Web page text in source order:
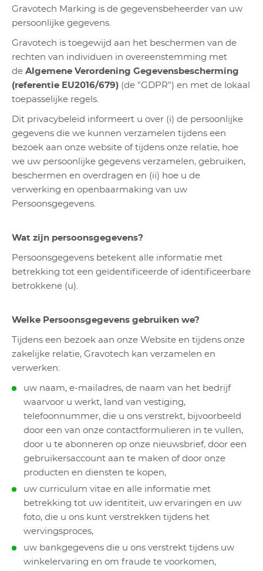
Gravotech Marking is de gegevensbeheerder van uw
persoonlijke gegevens.
Gravotech is toegewijd aan het beschermen van de
rechten van individuen in overeenstemming met
de Algemene Verordening Gegevensbescherming
(referentie EU2016/679) (de "GDPR") en met de lokaal
toepasselijke regels.
Dit privacybeleid informeert u over (i) de persoonlijke
gegevens die we kunnen verzamelen tijdens een
bezoek aan onze website of tijdens onze relatie, hoe
we uw persoonlijke gegevens verzamelen, gebruiken,
beschermen en overdragen en (ii) hoe u de
verwerking en openbaarmaking van uw
Persoonsgegevens.
Wat zijn persoonsgegevens?
Persoonsgegevens betekent alle informatie met
betrekking tot een geïdentificeerde of identificeerbare
betrokkene (u).
Welke Persoonsgegevens gebruiken we?
Tijdens een bezoek aan onze Website en tijdens onze
zakelijke relatie, Gravotech kan verzamelen en
verwerken:
uw naam, e-mailadres, de naam van het bedrijf
waarvoor u werkt, land van vestiging,
telefoonnummer, die u ons verstrekt, bijvoorbeeld
door een van onze contactformulieren in te vullen,
door u te abonneren op onze nieuwsbrief, door een
gebruikersaccount aan te maken of door onze
producten en diensten te kopen,
uw curriculum vitae en alle informatie met
betrekking tot uw identiteit, uw ervaringen en uw
foto, die u ons kunt verstrekken tijdens het
wervingsproces,
uw bankgegevens die u ons verstrekt tijdens uw
winkelervaring en om fraude te voorkomen,